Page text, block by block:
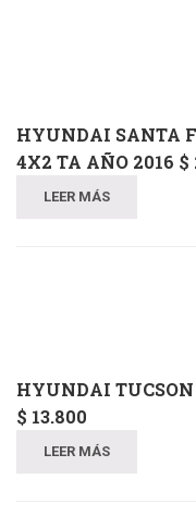
HYUNDAI SANTA
4X2 TA AÑO 2016 $
LEER MÁS
HYUNDAI
$ 13.800
LEER MÁS